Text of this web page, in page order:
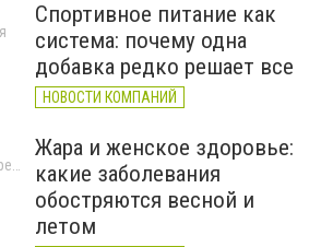
Спортивное питание как
система: почему одна
добавка редко решает все
НОВОСТИ КОМПАНИЙ
Жара и женское здоровье:
какие заболевания
обостряются весной и
летом